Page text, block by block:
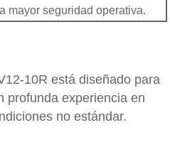
mayor seguridad operativa.
10R está diseñado para
profunda experiencia en
no estándar.